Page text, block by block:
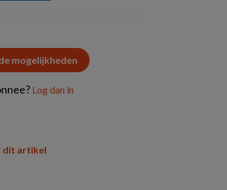
mogelijkheden
Log dan in
dit artikel